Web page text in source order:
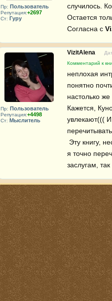
Пр: Пользователь
Репутация:+2697
Ст: Гуру
случилось.
Остается
Согласна с
Пр: Пользователь
Репутация:+4498
Ст: Мыслитель
VizitAlena
Комментарий к
неплохая
понятно
настолько
Кажется,
увлекают(((
я точно
заслугам,